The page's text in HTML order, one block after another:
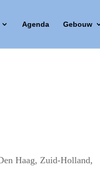
Agenda Gebouw
Haag, Zuid-Holland,